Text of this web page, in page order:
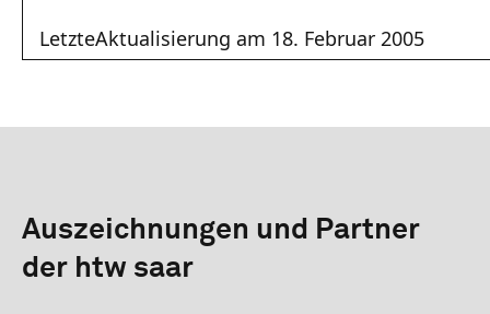
LetzteAktualisierung am 18. Februar 2005
Auszeichnungen und Partner
der htw saar